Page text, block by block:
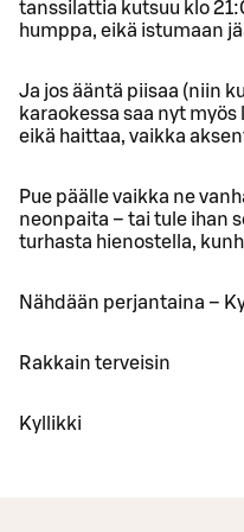
tanssilattia kutsuu klo
humppa, eikä istumaan
Ja jos ääntä piisaa (niin
karaokessa saa nyt
eikä haittaa, vaikka
Pue päälle vaikka ne
neonpaita – tai tule ihan
turhasta hienostella,
Nähdään perjantaina –
Rakkain terveisin
Kyllikki